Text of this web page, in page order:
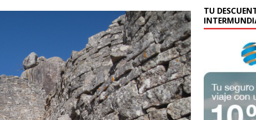
moverse en Seychelles de manera sostenible
SEYCHELLES
BARÉIN
El barrio más castizo de Malabo
GUINEA ECUATORIAL
y las cataratas Maletsunyane de Lesoto LESOTO
TU